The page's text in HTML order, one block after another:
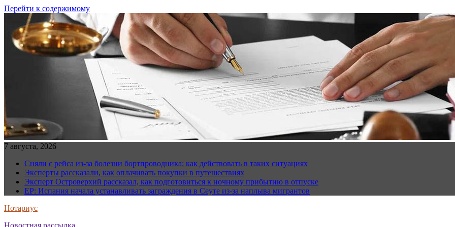
Перейти к содержимому
7 августа, 2026
Сняли с рейса из-за болезни бортпроводника: как действовать в таких ситуациях
Эксперты рассказали, как оплачивать покупки в путешествиях
Эксперт Островерхий рассказал, как подготовиться к ночному прибытию в отпуске
EP: Испания начала устанавливать заграждения в Сеуте из-за наплыва мигрантов
Нотариус
Новостная рассылка